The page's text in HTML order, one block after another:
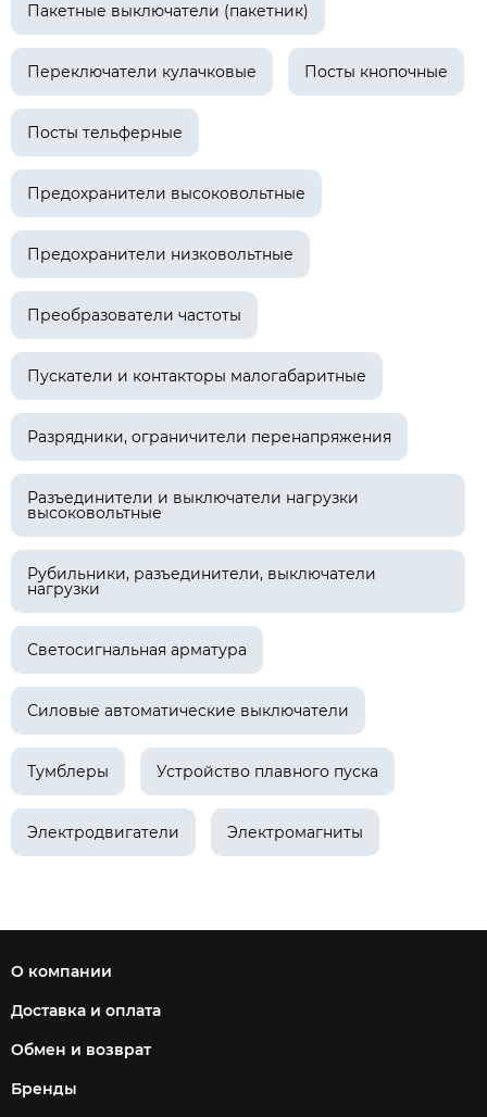
Пакетные выключатели (пакетник)
Переключатели кулачковые Посты кнопочные
Посты тельферные
Предохранители высоковольтные
Предохранители низковольтные
Преобразователи частоты
Пускатели и контакторы малогабаритные
Разрядники, ограничители перенапряжения
Разъединители и выключатели нагрузки
высоковольтные
Рубильники, разъединители, выключатели
нагрузки
Светосигнальная арматура
Силовые автоматические выключатели
Тумблеры Устройство плавного пуска
Электродвигатели Электромагниты
О компании
Доставка и оплата
Обмен и возврат
Бренды